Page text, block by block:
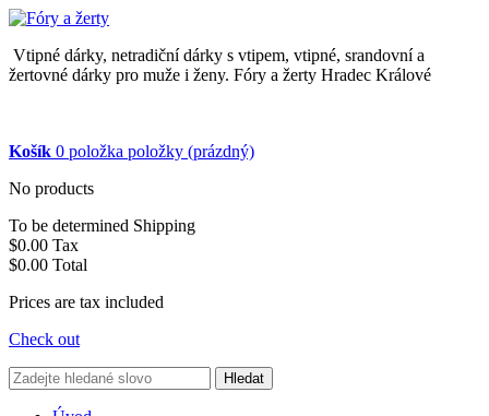
Vtipné dárky, netradiční dárky s vtipem, vtipné, srandovní a
žertovné dárky pro muže i ženy. Fóry a žerty Hradec Králové
Košík 0 položka položky (prázdný)
No products
To be determined Shipping
$0.00 Tax
$0.00 Total
Prices are tax included
Check out
Hledat